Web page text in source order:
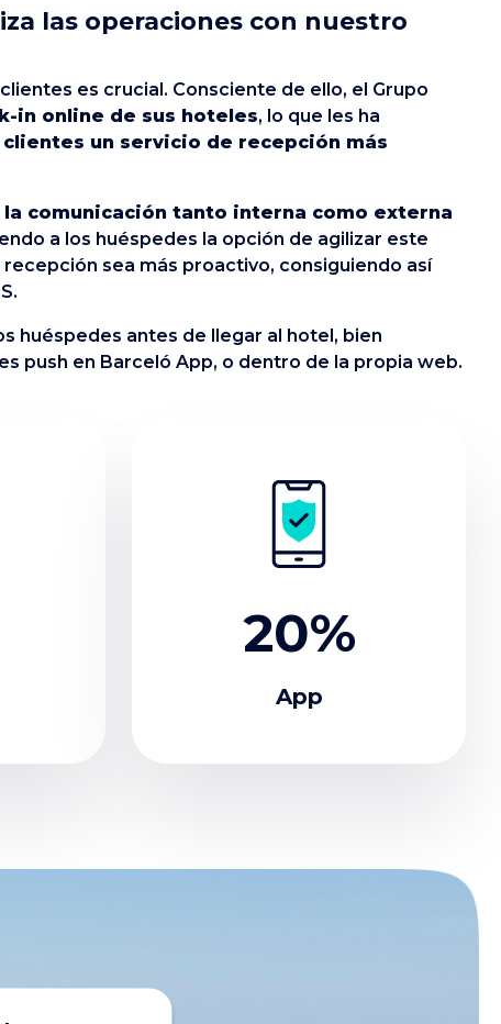
las operaciones con nuestro
es crucial. Consciente de ello, el Grupo
in online de sus hoteles, lo que les ha
un servicio de recepción más
comunicación tanto interna como externa
a los huéspedes la opción de agilizar este
sea más proactivo, consiguiendo así
huéspedes antes de llegar al hotel, bien
push en Barceló App, o dentro de la propia web.
20%
App